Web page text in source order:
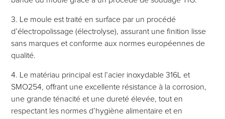
3. Le moule est traité en surface par un procédé
d’électropolissage (électrolyse), assurant une finition lisse
sans marques et conforme aux normes européennes de
qualité.
4. Le matériau principal est l’acier inoxydable 316L et
SMO254, offrant une excellente résistance à la corrosion,
une grande ténacité et une dureté élevée, tout en
respectant les normes d’hygiène alimentaire et en